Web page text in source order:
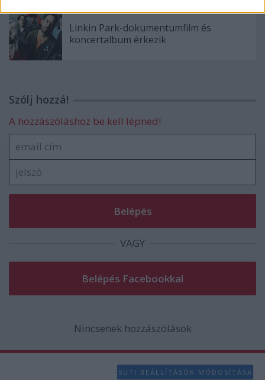
Linkin Park-dokumentumfilm és
koncertalbum érkezik
Szólj hozzá!
A hozzászóláshoz be kell lépned!
VAGY
Nincsenek hozzászólások
SÜTI BEÁLLÍTÁSOK MÓDOSÍTÁSA